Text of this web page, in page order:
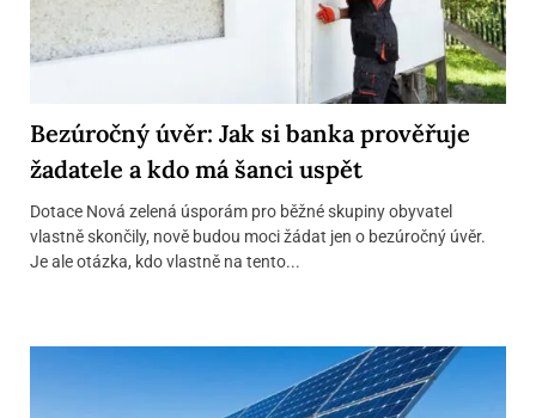
Bezúročný úvěr: Jak si banka prověřuje
žadatele a kdo má šanci uspět
Dotace Nová zelená úsporám pro běžné skupiny obyvatel
vlastně skončily, nově budou moci žádat jen o bezúročný úvěr.
Je ale otázka, kdo vlastně na tento...